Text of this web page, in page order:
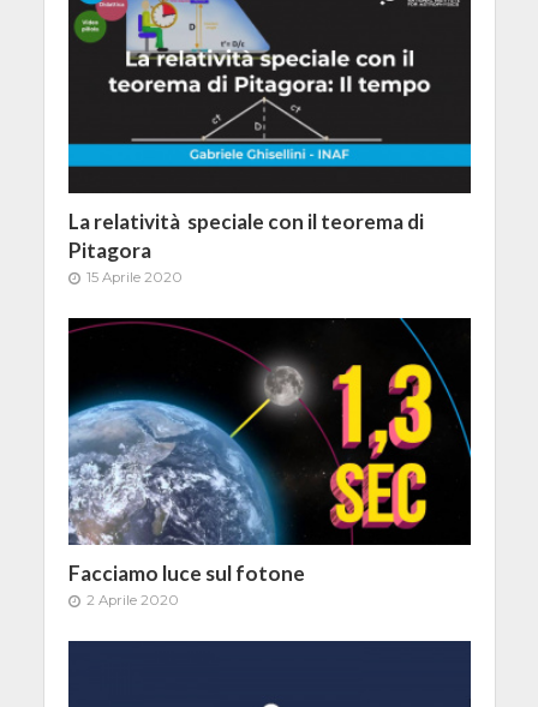
La relatività speciale con il teorema di
Pitagora
15 Aprile 2020
Facciamo luce sul fotone
2 Aprile 2020